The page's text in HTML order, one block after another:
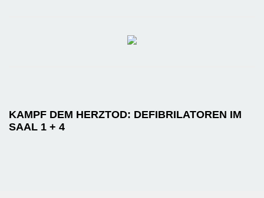
KAMPF DEM HERZTOD: DEFIBRILATOREN IM
SAAL 1 + 4